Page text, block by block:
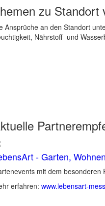
zu Standort
Ansprüche an den Standort
Nährstoff- und
- Garten,
mit dem besonderen
erfahren: www.lebensart-